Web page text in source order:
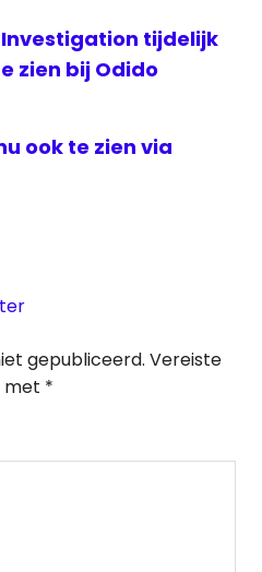
tijdelijk
zien bij Odido
ook te zien via
gepubliceerd. Vereiste
met *